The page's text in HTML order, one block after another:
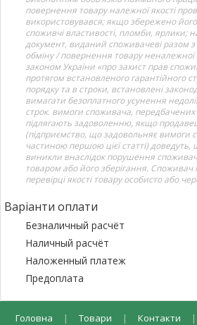
повернення товару належної якості
використовувався; якщо збережено
споживчі властивості, пломби, ярлики;
документ, виданий споживачеві разом
обміну / повернення товару неналежної
законом України «про захист прав
протягом встановленого гарантійного
порядку та в строки, встановлені
вимагати безоплатного усунення
строк. вимоги споживача,
підлягають задоволенню, якщо
(підприємство, що задовольняє вимоги
частиною першою цієї статті) доведуть,
виникли внаслідок порушення
товаром або його зберігання. Споживач
перевірці якості товару особисто або
Варіанти оплати
Безналичный расчёт
Наличный расчёт
Наложенный платеж
Предоплата
Головна | Товари | Контакти |